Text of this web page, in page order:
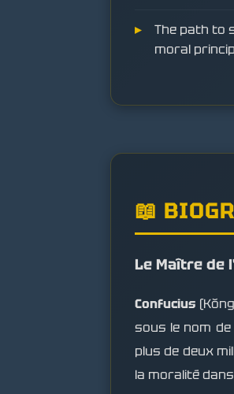
The path to
moral
📖
Le Maître de
Confucius
sous le nom
plus de deux
la moralité